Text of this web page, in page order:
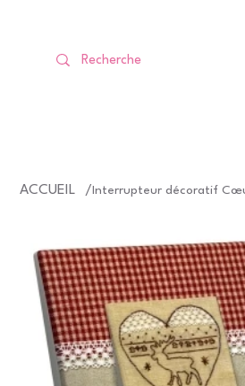
ACCUEIL /Interrupteur décoratif